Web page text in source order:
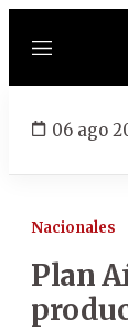
Menú
06 ago
Nacionales
Plan